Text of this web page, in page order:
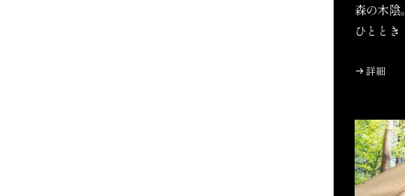
森の木陰
ひととき
詳細